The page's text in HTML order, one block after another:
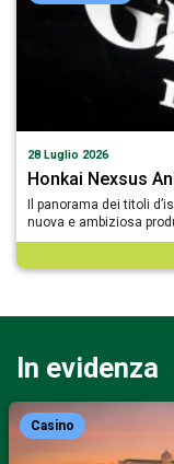
28 Luglio 2026
Honkai Nexsus
Il panorama dei titoli
nuova e ambiziosa
In evidenza
Casino